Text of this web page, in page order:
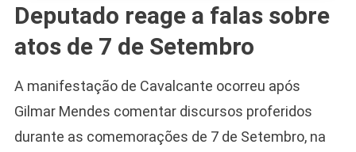
Deputado reage a falas sobre
atos de 7 de Setembro
A manifestação de Cavalcante ocorreu após
Gilmar Mendes comentar discursos proferidos
durante as comemorações de 7 de Setembro, na